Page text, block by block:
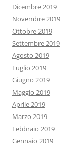
Dicembre 2019
Novembre 2019
Ottobre 2019
Settembre 2019
Agosto 2019
Luglio 2019
Giugno 2019
Maggio 2019
Aprile 2019
Marzo 2019
Febbraio 2019
Gennaio 2019